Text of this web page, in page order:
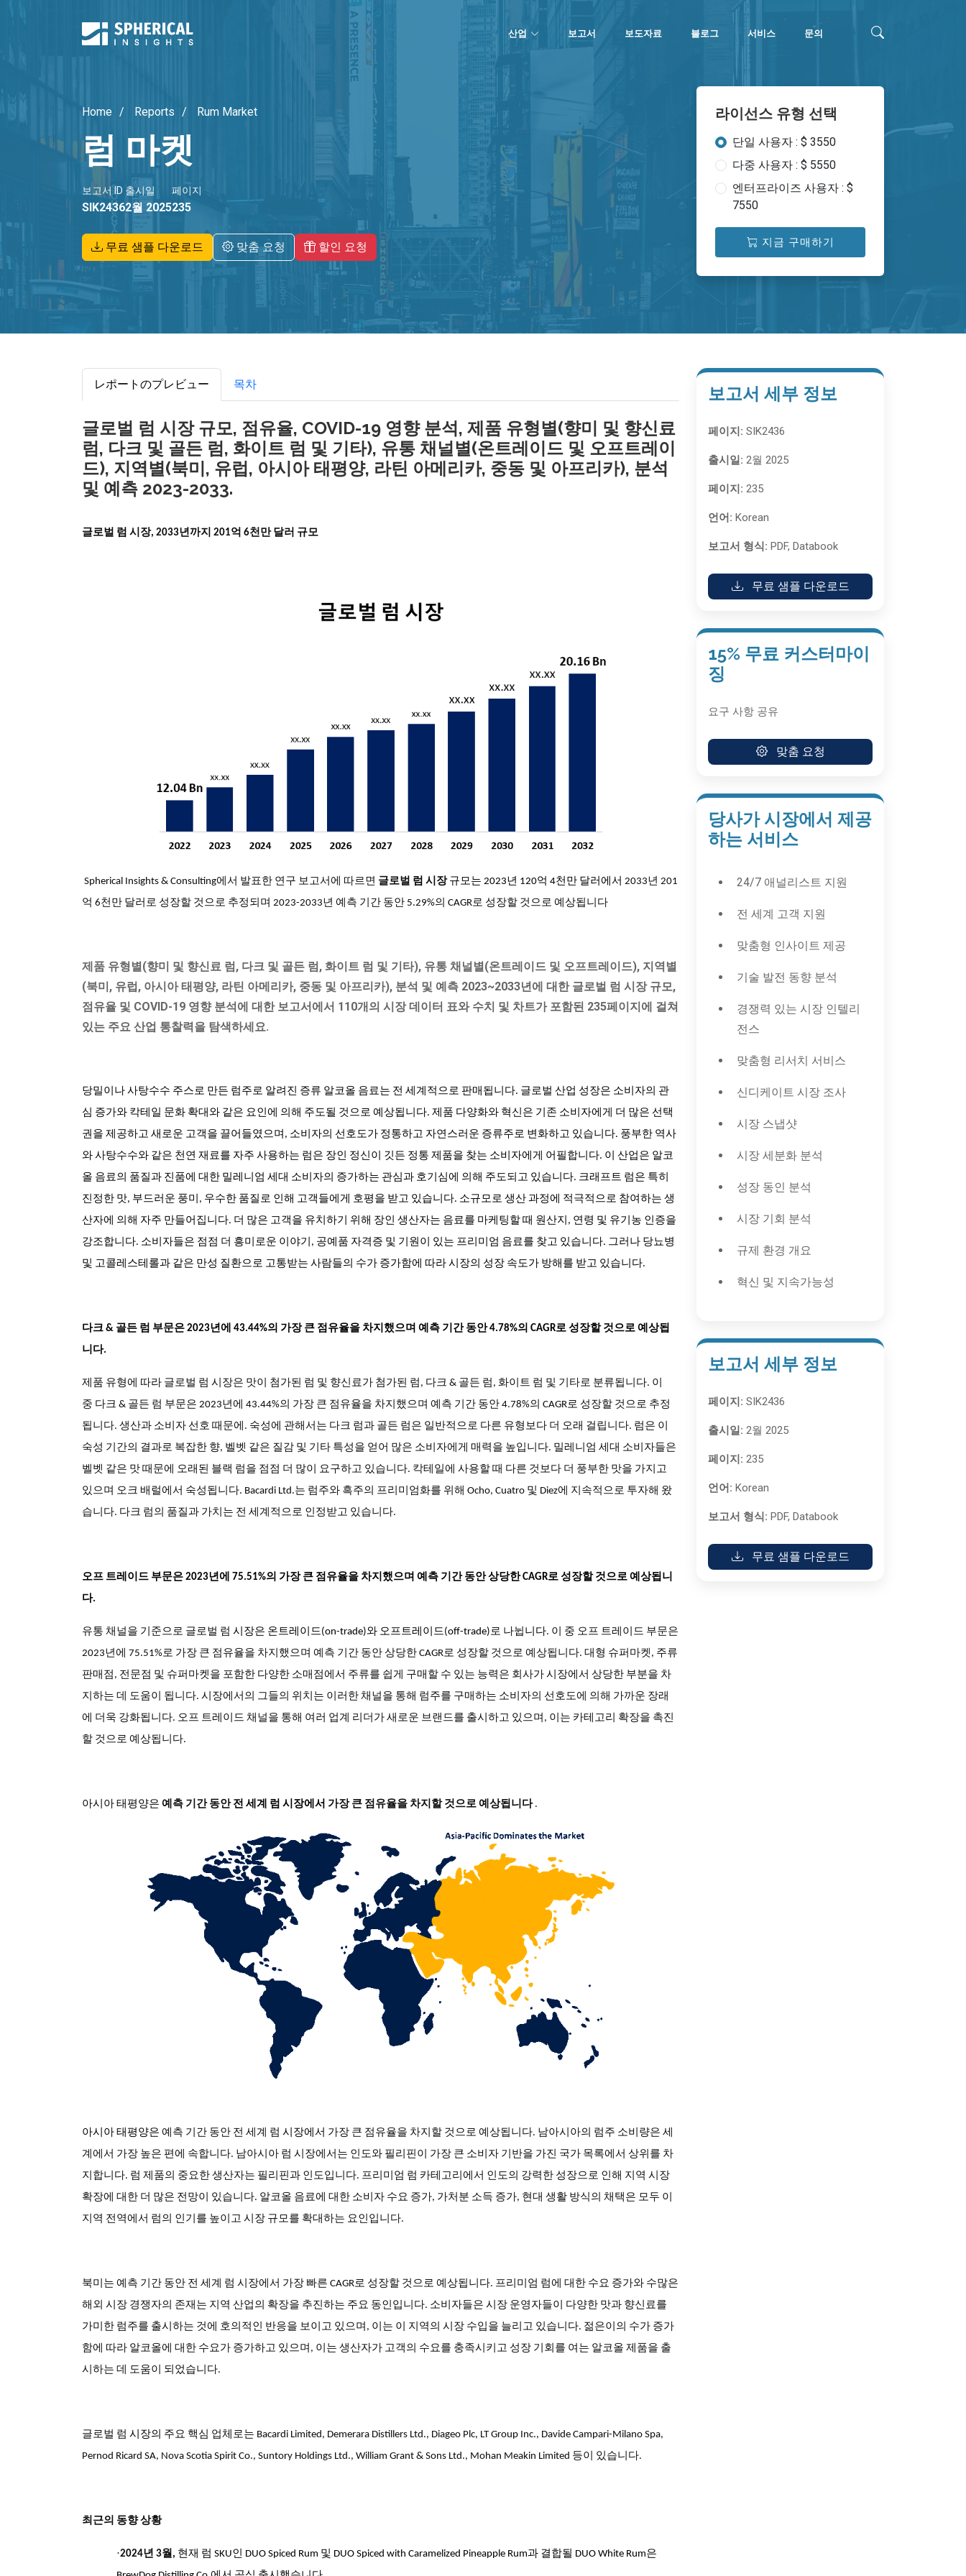
산업 보고서 보도자료 블로그 서비스 문의
Home Reports Rum Market
럼 마켓
보고서 ID
SIK2436
출시일
2월 2025
페이지
235
무료 샘플 다운로드 맞춤 요청 할인 요청
라이선스 유형 선택
단일 사용자 : $ 3550
다중 사용자 : $ 5550
엔터프라이즈 사용자 : $
7550
지금 구매하기
レポートのプレビュー 목차
글로벌 럼 시장 규모, 점유율, COVID-19 영향 분석, 제품 유형별(향미 및 향신료
럼, 다크 및 골든 럼, 화이트 럼 및 기타), 유통 채널별(온트레이드 및 오프트레이
드), 지역별(북미, 유럽, 아시아 태평양, 라틴 아메리카, 중동 및 아프리카), 분석
및 예측 2023-2033.
글로벌 럼 시장, 2033년까지 201억 6천만 달러 규모
Spherical Insights & Consulting에서 발표한 연구 보고서에 따르면 글로벌 럼 시장규모는 2023년 120억 4천만 달러에서 2033년 201
억 6천만 달러로 성장할 것으로 추정되며 2023-2033년 예측 기간 동안 5.29%의 CAGR로 성장할 것으로 예상됩니다
제품 유형별(향미 및 향신료 럼, 다크 및 골든 럼, 화이트 럼 및 기타), 유통 채널별(온트레이드 및 오프트레이드), 지역별
(북미, 유럽, 아시아 태평양, 라틴 아메리카, 중동 및 아프리카), 분석 및 예측 2023~2033년에 대한 글로벌 럼 시장 규모,
점유율 및 COVID-19 영향 분석에 대한 보고서에서 110개의 시장 데이터 표와 수치 및 차트가 포함된 235페이지에 걸쳐
있는 주요 산업 통찰력을 탐색하세요.
당밀이나 사탕수수 주스로 만든 럼주로 알려진 증류 알코올 음료는 전 세계적으로 판매됩니다. 글로벌 산업 성장은 소비자의 관
심 증가와 칵테일 문화 확대와 같은 요인에 의해 주도될 것으로 예상됩니다. 제품 다양화와 혁신은 기존 소비자에게 더 많은 선택
권을 제공하고 새로운 고객을 끌어들였으며, 소비자의 선호도가 정통하고 자연스러운 증류주로 변화하고 있습니다. 풍부한 역사
와 사탕수수와 같은 천연 재료를 자주 사용하는 럼은 장인 정신이 깃든 정통 제품을 찾는 소비자에게 어필합니다. 이 산업은 알코
올 음료의 품질과 진품에 대한 밀레니엄 세대 소비자의 증가하는 관심과 호기심에 의해 주도되고 있습니다. 크래프트 럼은 특히
진정한 맛, 부드러운 풍미, 우수한 품질로 인해 고객들에게 호평을 받고 있습니다. 소규모로 생산 과정에 적극적으로 참여하는 생
산자에 의해 자주 만들어집니다. 더 많은 고객을 유치하기 위해 장인 생산자는 음료를 마케팅할 때 원산지, 연령 및 유기농 인증을
강조합니다. 소비자들은 점점 더 흥미로운 이야기, 공예품 자격증 및 기원이 있는 프리미엄 음료를 찾고 있습니다. 그러나 당뇨병
및 고콜레스테롤과 같은 만성 질환으로 고통받는 사람들의 수가 증가함에 따라 시장의 성장 속도가 방해를 받고 있습니다.
다크 & 골든 럼 부문은 2023년에 43.44%의 가장 큰 점유율을 차지했으며 예측 기간 동안 4.78%의 CAGR로 성장할 것으로 예상됩
니다.
제품 유형에 따라 글로벌 럼 시장은 맛이 첨가된 럼 및 향신료가 첨가된 럼, 다크 & 골든 럼, 화이트 럼 및 기타로 분류됩니다. 이
중 다크 & 골든 럼 부문은 2023년에 43.44%의 가장 큰 점유율을 차지했으며 예측 기간 동안 4.78%의 CAGR로 성장할 것으로 추정
됩니다. 생산과 소비자 선호 때문에. 숙성에 관해서는 다크 럼과 골든 럼은 일반적으로 다른 유형보다 더 오래 걸립니다. 럼은 이
숙성 기간의 결과로 복잡한 향, 벨벳 같은 질감 및 기타 특성을 얻어 많은 소비자에게 매력을 높입니다. 밀레니엄 세대 소비자들은
벨벳 같은 맛 때문에 오래된 블랙 럼을 점점 더 많이 요구하고 있습니다. 칵테일에 사용할 때 다른 것보다 더 풍부한 맛을 가지고
있으며 오크 배럴에서 숙성됩니다. Bacardi Ltd.는 럼주와 흑주의 프리미엄화를 위해 Ocho, Cuatro 및 Diez에 지속적으로 투자해 왔
습니다. 다크 럼의 품질과 가치는 전 세계적으로 인정받고 있습니다.
오프 트레이드 부문은 2023년에 75.51%의 가장 큰 점유율을 차지했으며 예측 기간 동안 상당한 CAGR로 성장할 것으로 예상됩니
다.
유통 채널을 기준으로 글로벌 럼 시장은 온트레이드(on-trade)와 오프트레이드(off-trade)로 나뉩 니다. 이 중 오프 트레이드 부문은
2023년에 75.51%로 가장 큰 점유율을 차지했으며 예측 기간 동안 상당한 CAGR로 성장할 것으로 예상됩니다. 대형 슈퍼마켓, 주류
판매점, 전문점 및 슈퍼마켓을 포함한 다양한 소매점에서 주류를 쉽게 구매할 수 있는 능력은 회사가 시장에서 상당한 부분을 차
지하는 데 도움이 됩니다. 시장에서의 그들의 위치는 이러한 채널을 통해 럼주를 구매하는 소비자의 선호도에 의해 가까운 장래
에 더욱 강화됩니다. 오프 트레이드 채널을 통해 여러 업계 리더가 새로운 브랜드를 출시하고 있으며, 이는 카테고리 확장을 촉진
할 것으로 예상됩니다.
아시아 태평양은 예측 기간 동안전 세계 럼 시장에서 가장 큰 점유율을 차지할 것으로 예상됩니다 .
아시아 태평양은 예측 기간 동안 전 세계 럼 시장에서 가장 큰 점유율을 차지할 것으로 예상됩니다. 남아시아의 럼주 소비량은 세
계에서 가장 높은 편에 속합니다. 남아시아 럼 시장에서는 인도와 필리핀이 가장 큰 소비자 기반을 가진 국가 목록에서 상위를 차
지합니다. 럼 제품의 중요한 생산자는 필리핀과 인도입니다. 프리미엄 럼 카테고리에서 인도의 강력한 성장으로 인해 지역 시장
확장에 대한 더 많은 전망이 있습니다. 알코올 음료에 대한 소비자 수요 증가, 가처분 소득 증가, 현대 생활 방식의 채택은 모두 이
지역 전역에서 럼의 인기를 높이고 시장 규모를 확대하는 요인입니다.
북미 는 예측 기간 동안 전 세계 럼 시장에서 가장 빠른 CAGR로 성장할 것으로 예상됩니다. 프리미엄 럼에 대한 수요 증가와 수많은
해외 시장 경쟁자의 존재는 지역 산업의 확장을 추진하는 주요 동인입니다. 소비자들은 시장 운영자들이 다양한 맛과 향신료를
가미한 럼주를 출시하는 것에 호의적인 반응을 보이고 있으며, 이는 이 지역의 시장 수입을 늘리고 있습니다. 젊은이의 수가 증가
함에 따라 알코올에 대한 수요가 증가하고 있으며, 이는 생산자가 고객의 수요를 충족시키고 성장 기회를 여는 알코올 제품을 출
시하는 데 도움이 되었습니다.
글로벌 럼 시장의 주요 핵심 업체 로는 Bacardi Limited, Demerara Distillers Ltd., Diageo Plc, LT Group Inc., Davide Campari-Milano Spa,
Pernod Ricard SA, Nova Scotia Spirit Co., Suntory Holdings Ltd., William Grant & Sons Ltd., Mohan Meakin Limited 등이 있습니다.
최근의 동향 상황
·2024년 3월, 현재 럼 SKU인 DUO Spiced Rum 및 DUO Spiced with Caramelized Pineapple Rum과 결합될 DUO White Rum은
보고서 세부 정보
페이지: SIK2436
출시일: 2월 2025
페이지: 235
언어: Korean
보고서 형식: PDF, Databook
무료 샘플 다운로드
15% 무료 커스터마이
징
요구 사항 공유
맞춤 요청
당사가 시장에서 제공
하는 서비스
24/7 애널리스트 지원
전 세계 고객 지원
맞춤형 인사이트 제공
기술 발전 동향 분석
경쟁력 있는 시장 인텔리
전스
맞춤형 리서치 서비스
신디케이트 시장 조사
시장 스냅샷
시장 세분화 분석
성장 동인 분석
시장 기회 분석
규제 환경 개요
혁신 및 지속가능성
보고서 세부 정보
페이지: SIK2436
출시일: 2월 2025
페이지: 235
언어: Korean
보고서 형식: PDF, Databook
무료 샘플 다운로드